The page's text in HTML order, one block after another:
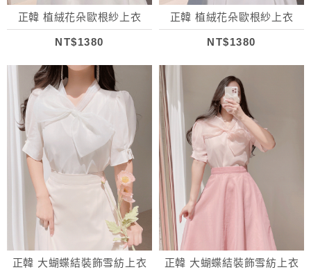
正韓 植絨花朵歐根紗上衣
NT$1380
正韓 植絨花朵歐根紗上衣
NT$1380
正韓 大蝴蝶結裝飾雪紡上衣 正韓 大蝴蝶結裝飾雪紡上衣